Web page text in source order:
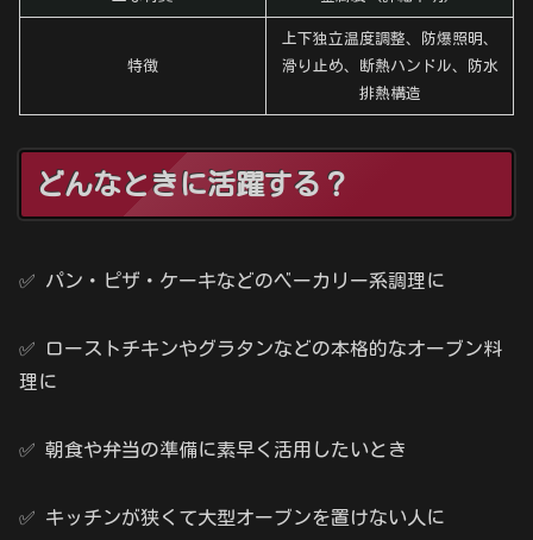
特徴
上下独立温度調整、防爆照明、
滑り止め、断熱ハンドル、防水
排熱構造
どんなときに活躍する？
✅ パン・ピザ・ケーキなどのベーカリー系調理に
✅ ローストチキンやグラタンなどの本格的なオーブン料
理に
✅ 朝食や弁当の準備に素早く活用したいとき
✅ キッチンが狭くて大型オーブンを置けない人に